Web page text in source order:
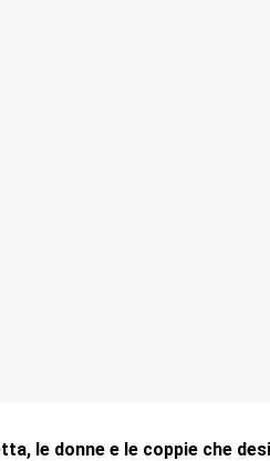
le donne e le coppie che